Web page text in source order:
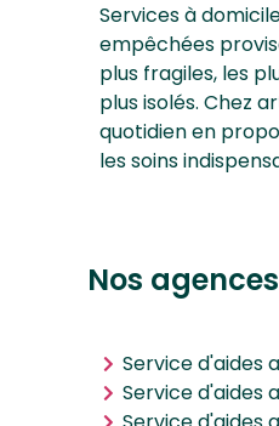
Services à
empêchées
plus fragiles, les
plus isolés. Chez
quotidien en
les soins
Nos agences
Service d'aides
Service d'aides